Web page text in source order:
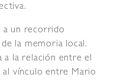
a un recorrido
la memoria local.
a la relación entre el
vínculo entre Mario